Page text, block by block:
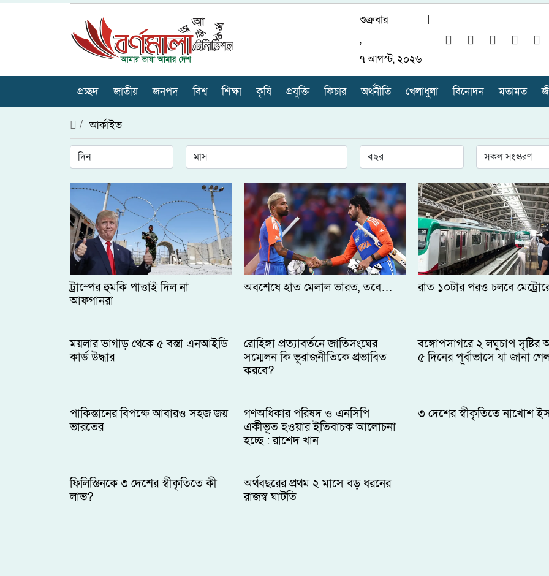
শুক্রবার
,
৭ আগস্ট, ২০২৬
প্রচ্ছদ জাতীয় জনপদ বিশ্ব শিক্ষা কৃষি প্রযুক্তি ফিচার অর্থনীতি খেলাধুলা বিনোদন মতামত
/ আর্কাইভ
ট্রাম্পের হুমকি পাত্তাই দিল না
আফগানরা
অবশেষে হাত মেলাল ভারত, তবে… রাত ১০টার পরও চলবে
ময়লার ভাগাড় থেকে ৫ বস্তা এনআইডি
কার্ড উদ্ধার
রোহিঙ্গা প্রত্যাবর্তনে জাতিসংঘের
সম্মেলন কি ভূরাজনীতিকে প্রভাবিত
করবে?
বঙ্গোপসাগরে ২ লঘুচাপ সৃষ্টির
৫ দিনের পূর্বাভাসে যা জানা
পাকিস্তানের বিপক্ষে আবারও সহজ জয়
ভারতের
গণঅধিকার পরিষদ ও এনসিপি
একীভূত হওয়ার ইতিবাচক আলোচনা
হচ্ছে : রাশেদ খান
৩ দেশের স্বীকৃতিতে নাখোশ
ফিলিস্তিনকে ৩ দেশের স্বীকৃতিতে কী
লাভ?
অর্থবছরের প্রথম ২ মাসে বড় ধরনের
রাজস্ব ঘাটতি